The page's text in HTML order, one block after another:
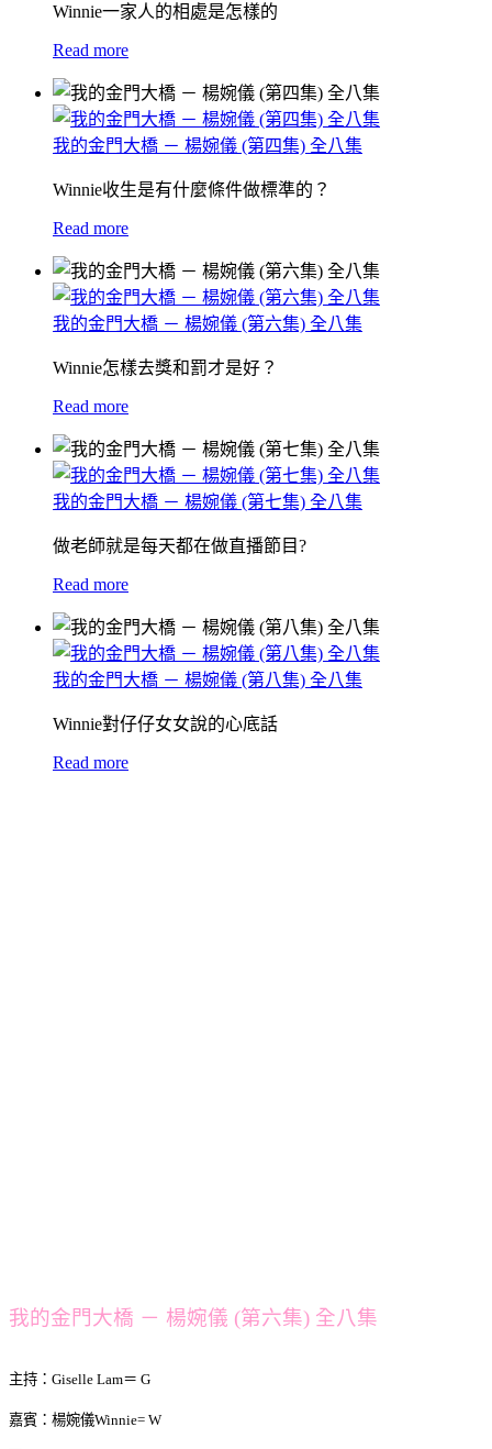
Winnie一家人的相處是怎樣的
Read more
我的金門大橋 － 楊婉儀 (第四集) 全八集
Winnie收生是有什麼條件做標準的？
Read more
我的金門大橋 － 楊婉儀 (第六集) 全八集
Winnie怎樣去獎和罰才是好？
Read more
我的金門大橋 － 楊婉儀 (第七集) 全八集
做老師就是每天都在做直播節目?
Read more
我的金門大橋 － 楊婉儀 (第八集) 全八集
Winnie對仔仔女女說的心底話
Read more
我的金門大橋 － 楊婉儀 (第六集) 全八集
主持：Giselle Lam＝ G
嘉賓：楊婉儀Winnie= W